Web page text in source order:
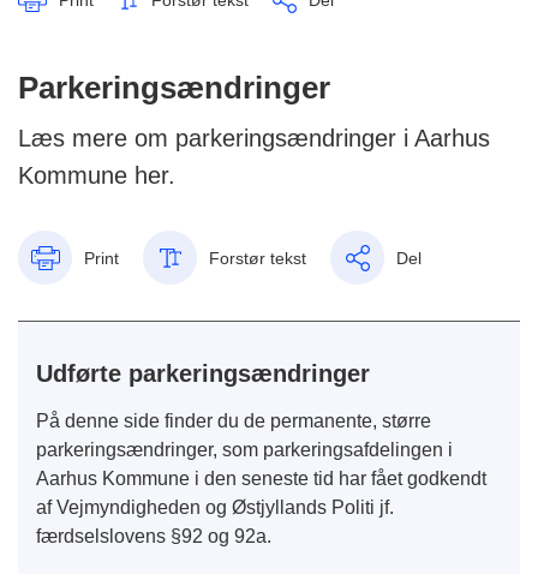
Parkeringsændringer
Læs mere om parkeringsændringer i Aarhus
Kommune her.
Print Forstør tekst Del
Udførte parkeringsændringer
På denne side finder du de permanente, større
parkeringsændringer, som parkeringsafdelingen i
Aarhus Kommune i den seneste tid har fået godkendt
af Vejmyndigheden og Østjyllands Politi jf.
færdselslovens §92 og 92a.